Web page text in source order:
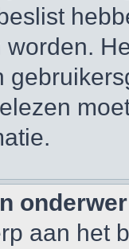
aan het